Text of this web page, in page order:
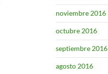
noviembre 2016
octubre 2016
septiembre 2016
agosto 2016